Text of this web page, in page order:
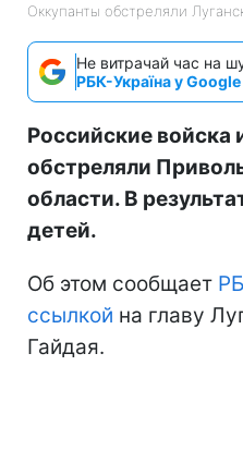
Оккупанты обстреляли
Не витрачай час на
РБК-Україна у Google
Российские войска
обстреляли
области. В
детей.
Об этом сообщает
ссылкой на главу
Гайдая.